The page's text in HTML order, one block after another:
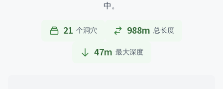
中。
21 个洞穴 988m 总长度
47m 最大深度